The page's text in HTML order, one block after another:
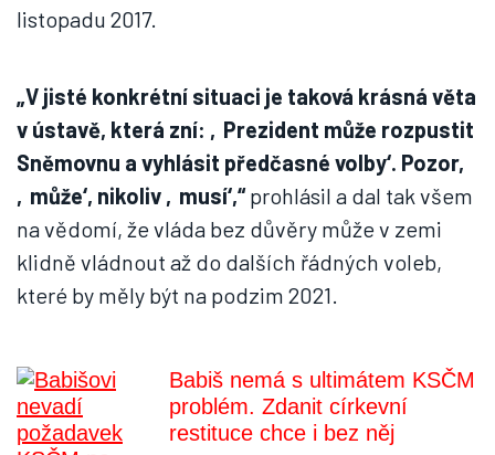
listopadu 2017.
„V jisté konkrétní situaci je taková krásná věta
v ústavě, která zní: ‚Prezident může rozpustit
Sněmovnu a vyhlásit předčasné volby‘. Pozor,
‚může‘, nikoliv ‚musí‘,“prohlásil a dal tak všem
na vědomí, že vláda bez důvěry může v zemi
klidně vládnout až do dalších řádných voleb,
které by měly být na podzim 2021.
Babiš nemá s ultimátem KSČM
problém. Zdanit církevní
restituce chce i bez něj